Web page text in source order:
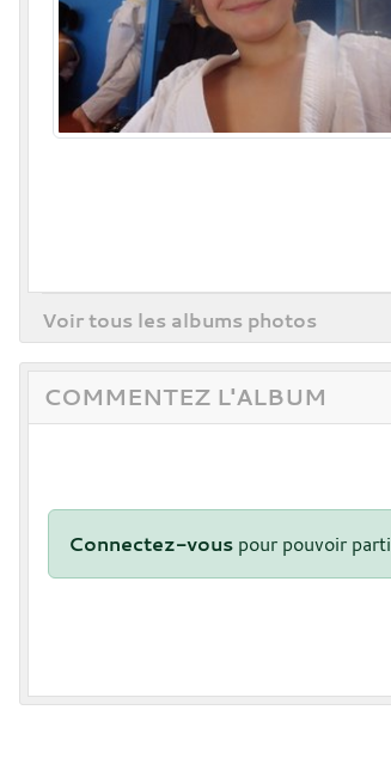
Voir tous les albums photos
COMMENTEZ L'ALBUM
Connectez-vous pour pouvoir